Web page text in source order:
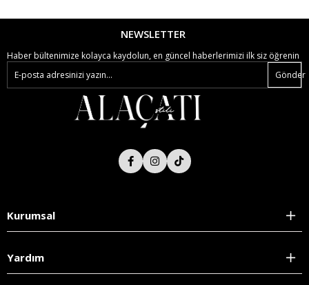
NEWSLETTER
Haber bültenimize kolayca kaydolun, en güncel haberlerimizi ilk siz öğrenin
Gönder
Kurumsal
Yardım